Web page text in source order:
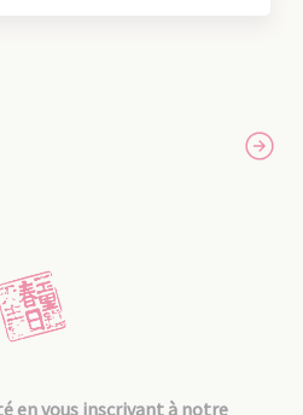
en vous inscrivant à notre